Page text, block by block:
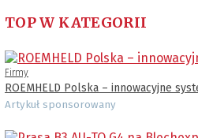
TOP W KATEGORII
Firmy
ROEMHELD Polska – innowacyjne
Artykuł sponsorowany